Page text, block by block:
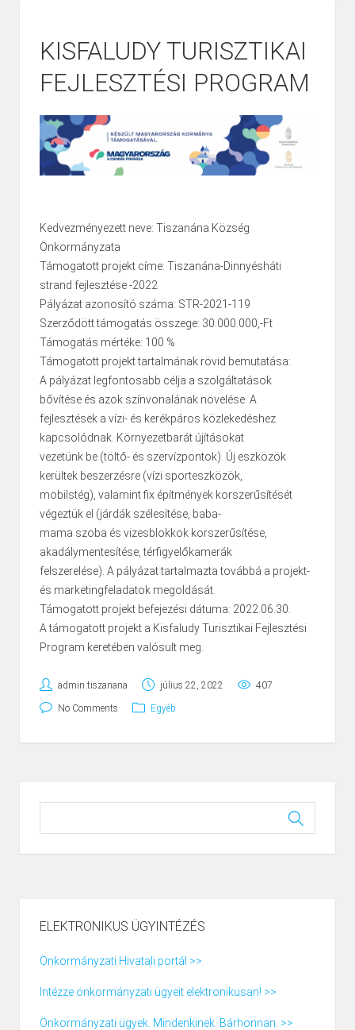
KISFALUDY TURISZTIKAI
FEJLESZTÉSI PROGRAM
Kedvezményezett neve: Tiszanána Község
Önkormányzata
Támogatott projekt címe: Tiszanána-Dinnyésháti
strand fejlesztése -2022
Pályázat azonosító száma: STR-2021-119
Szerződött támogatás összege: 30.000.000,-Ft
Támogatás mértéke: 100 %
Támogatott projekt tartalmának rövid bemutatása:
A pályázat legfontosabb célja a szolgáltatások
bővítése és azok színvonalának növelése. A
fejlesztések a vízi- és kerékpáros közlekedéshez
kapcsolódnak. Környezetbarát újításokat
vezetünk be (töltő- és szervízpontok). Új eszközök
kerültek beszerzésre (vízi sporteszközök,
mobilstég), valamint fix építmények korszerűsítését
végeztük el (járdák szélesítése, baba-
mama szoba és vizesblokkok korszerűsítése,
akadálymentesítése, térfigyelőkamerák
felszerelése). A pályázat tartalmazta továbbá a projekt-
és marketingfeladatok megoldását.
Támogatott projekt befejezési dátuma: 2022.06.30.
A támogatott projekt a Kisfaludy Turisztikai Fejlesztési
Program keretében valósult meg.
admin.tiszanana július 22, 2022 407
No Comments Egyéb
ELEKTRONIKUS ÜGYINTÉZÉS
Önkormányzati Hivatali portál >>
Intézze önkormányzati ügyeit elektronikusan! >>
Önkormányzati ügyek. Mindenkinek. Bárhonnan. >>